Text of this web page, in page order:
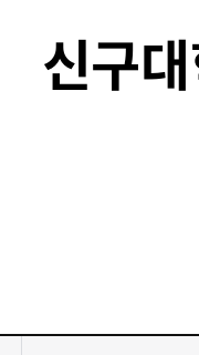
신구